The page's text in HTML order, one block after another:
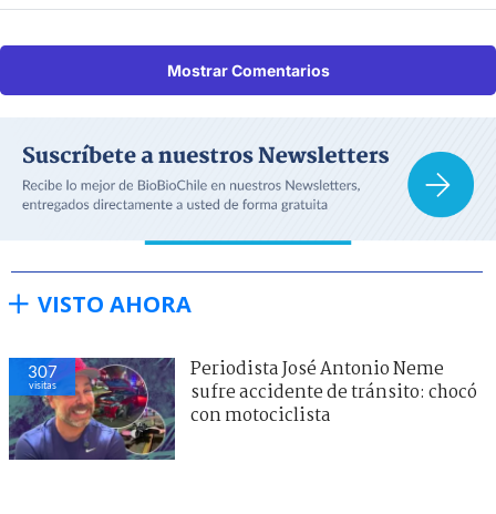
Mostrar Comentarios
VISTO AHORA
307
visitas
Periodista José Antonio Neme
sufre accidente de tránsito: chocó
con motociclista